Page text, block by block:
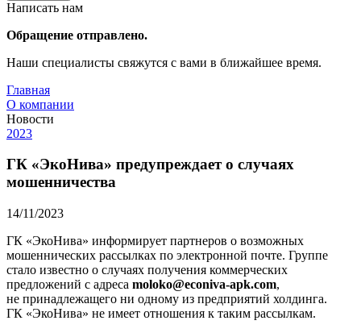
Написать нам
Обращение отправлено.
Наши специалисты свяжутся с вами в ближайшее время.
Главная
О компании
Новости
2023
ГК «ЭкоНива» предупреждает о случаях
мошенничества
14/11/2023
ГК «ЭкоНива» информирует партнеров о возможных
мошеннических рассылках по электронной почте. Группе
стало известно о случаях получения коммерческих
предложений с адреса moloko@eсoniva-apk.com,
не принадлежащего ни одному из предприятий холдинга.
ГК «ЭкоНива» не имеет отношения к таким рассылкам.